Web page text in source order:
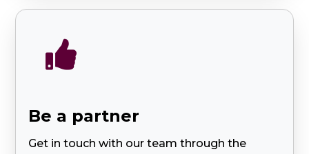

Be a partner
Get in touch with our team through the